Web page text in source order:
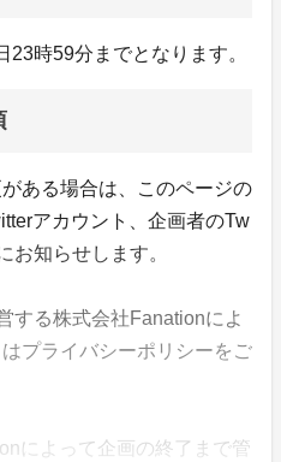
時59分までとなります。
ある場合は、このページの
アカウント、企画者のTw
お知らせします。
する株式会社Fanationによ
プライバシーポリシーをご
によって企画の終了まで管